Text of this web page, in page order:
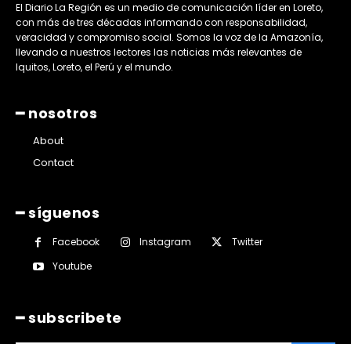
El Diario La Región es un medio de comunicación líder en Loreto,
con más de tres décadas informando con responsabilidad,
veracidad y compromiso social. Somos la voz de la Amazonía,
llevando a nuestros lectores las noticias más relevantes de
Iquitos, Loreto, el Perú y el mundo.
━ nosotros
About
Contact
━ síguenos
Facebook Instagram
Twitter
Youtube
━ subscribete